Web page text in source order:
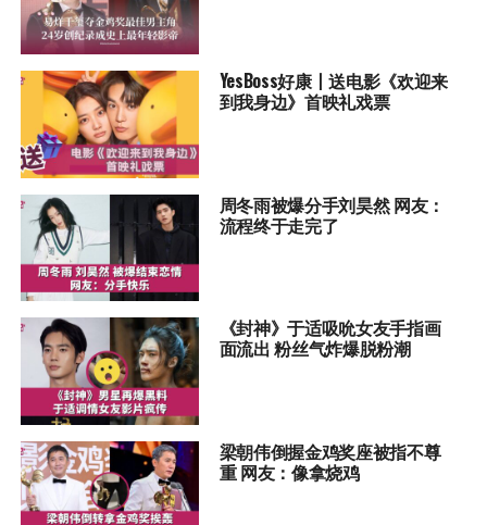
YesBoss好康丨送电影《欢迎来
到我身边》首映礼戏票
周冬雨被爆分手刘昊然 网友：
流程终于走完了
《封神》于适吸吮女友手指画
面流出 粉丝气炸爆脱粉潮
梁朝伟倒握金鸡奖座被指不尊
重 网友：像拿烧鸡